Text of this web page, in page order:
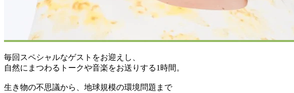
毎回スペシャルなゲストをお迎えし、
自然にまつわるトークや音楽をお送りする1時間。
生き物の不思議から、地球規模の環境問題まで